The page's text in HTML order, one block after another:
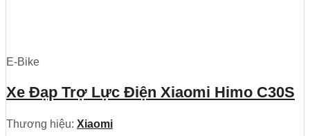
E-Bike
Xe Đạp Trợ Lực Điện Xiaomi Himo C30S
Thương hiệu: Xiaomi